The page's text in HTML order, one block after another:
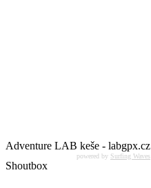
Adventure LAB keše - labgpx.cz
powered by Surfing Waves
Shoutbox